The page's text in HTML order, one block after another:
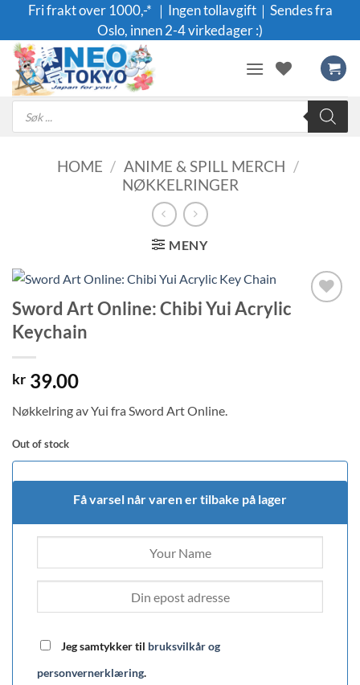
content
Fri frakt over 1000,-* ｜Ingen tollavgift｜Sendes fra
Oslo, innen 2-4 virkedager :)
Products
search
HOME / ANIME & SPILL MERCH /
NØKKELRINGER
MENY
Sword Art Online: Chibi Yui Acrylic
Keychain
kr 39.00
Nøkkelring av Yui fra Sword Art Online.
Out of stock
Få varsel når varen er tilbake på lager
Jeg samtykker til bruksvilkår og
personvernerklæring.